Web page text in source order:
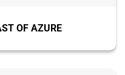
OF AZURE